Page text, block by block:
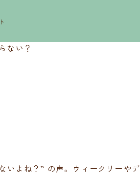
ない？
いよね？” の声。ウィークリーやデ